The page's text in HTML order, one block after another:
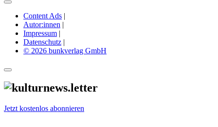
Content Ads |
Autor:innen |
Impressum |
Datenschutz |
© 2026 bunkverlag GmbH
Jetzt kostenlos abonnieren